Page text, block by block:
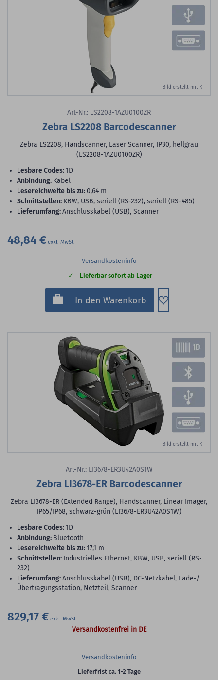
Bild erstellt mit KI
Art-Nr.: LS2208-1AZU0100ZR
Zebra LS2208 Barcodescanner
Zebra LS2208, Handscanner, Laser Scanner, IP30, hellgrau
(LS2208-1AZU0100ZR)
lesbare Codes:1D
Anbindung: Kabel
Lesereichweite bis zu:0,64 m
Schnittstellen: KBW, USB, seriell (RS-232), seriell (RS-485)
Lieferumfang:Anschlusskabel (USB), Scanner
48,84 €
Versandkosteninfo
Lieferbar sofort ab Lager
In den Warenkorb Zum
Bild erstellt mit KI
Art-Nr.: LI3678-ER3U42A0S1W
Zebra LI3678-ER Barcodescanner
Zebra LI3678-ER (Extended Range), Handscanner, Linear Imager,
IP65/IP68, schwarz-grün (LI3678-ER3U42A0S1W)
lesbare Codes:1D
Anbindung: Bluetooth
Lesereichweite bis zu:17,1 m
Schnittstellen: Industrielles Ethernet, KBW, USB, seriell (RS-
232)
Lieferumfang:Anschlusskabel (USB), DC-Netzkabel, Lade-/
Übertragungsstation, Netzteil, Scanner
829,17 €
Versandkostenfrei in DE
Versandkosteninfo
Lieferfrist ca. 1-2 Tage